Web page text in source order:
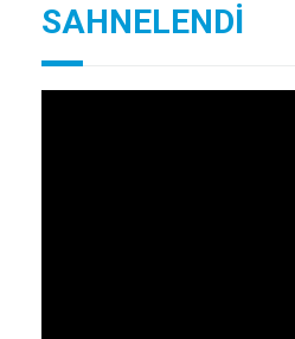
SAHNELENDİ